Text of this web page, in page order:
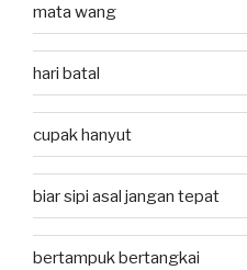
mata wang
hari batal
cupak hanyut
biar sipi asal jangan tepat
bertampuk bertangkai